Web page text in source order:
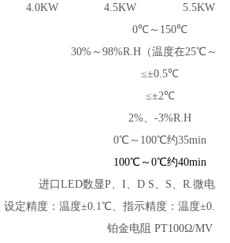
4.0KW 4.5KW 5.5KW
0℃ ～150℃
30%～98%R.H（温度在25℃～
≤±0.5℃
≤±2℃
2% 、-3%R.H
0℃ ～100℃约35min
100℃ ～0℃约40min
进口LED数显P、I、D S、S、R.微电脑
设定精度：温度±0.1℃、指示精度：温度
铂金电阻 PT100Ω/MV